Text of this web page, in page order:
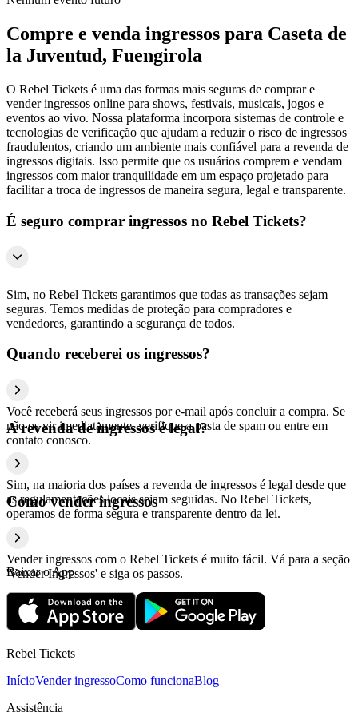
Compre e venda ingressos para Caseta de
la Juventud, Fuengirola
O Rebel Tickets é uma das formas mais seguras de comprar e
vender ingressos online para shows, festivais, musicais, jogos e
eventos ao vivo. Nossa plataforma incorpora sistemas de controle e
tecnologias de verificação que ajudam a reduzir o risco de ingressos
fraudulentos, criando um ambiente mais confiável para a revenda de
ingressos digitais. Isso permite que os usuários comprem e vendam
ingressos com maior tranquilidade em um espaço projetado para
facilitar a troca de ingressos de maneira segura, legal e transparente.
É seguro comprar ingressos no Rebel Tickets?
Sim, no Rebel Tickets garantimos que todas as transações sejam
seguras. Temos medidas de proteção para compradores e
vendedores, garantindo a segurança de todos.
Quando receberei os ingressos?
Você receberá seus ingressos por e-mail após concluir a compra. Se
não os vir imediatamente, verifique a pasta de spam ou entre em
contato conosco.
A revenda de ingressos é legal?
Sim, na maioria dos países a revenda de ingressos é legal desde que
as regulamentações locais sejam seguidas. No Rebel Tickets,
operamos de forma segura e transparente dentro da lei.
Como vender ingressos
Vender ingressos com o Rebel Tickets é muito fácil. Vá para a seção
'Vender Ingressos' e siga os passos.
Baixar o App
Rebel Tickets
InícioVender ingressoComo funcionaBlog
Assistência